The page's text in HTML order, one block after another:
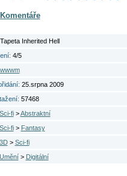
Komentáře
Tapeta Inherited Hell
4/5
25.srpna 2009
57468
Sci-fi>Abstraktní
Sci-fi> Fantasy
3D> Sci-fi
Umění> Digitální